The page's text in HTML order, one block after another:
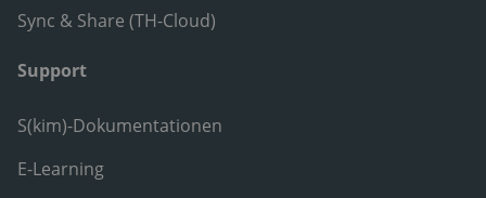
Sync & Share (TH-Cloud)
Support
S(kim)-Dokumentationen
E-Learning